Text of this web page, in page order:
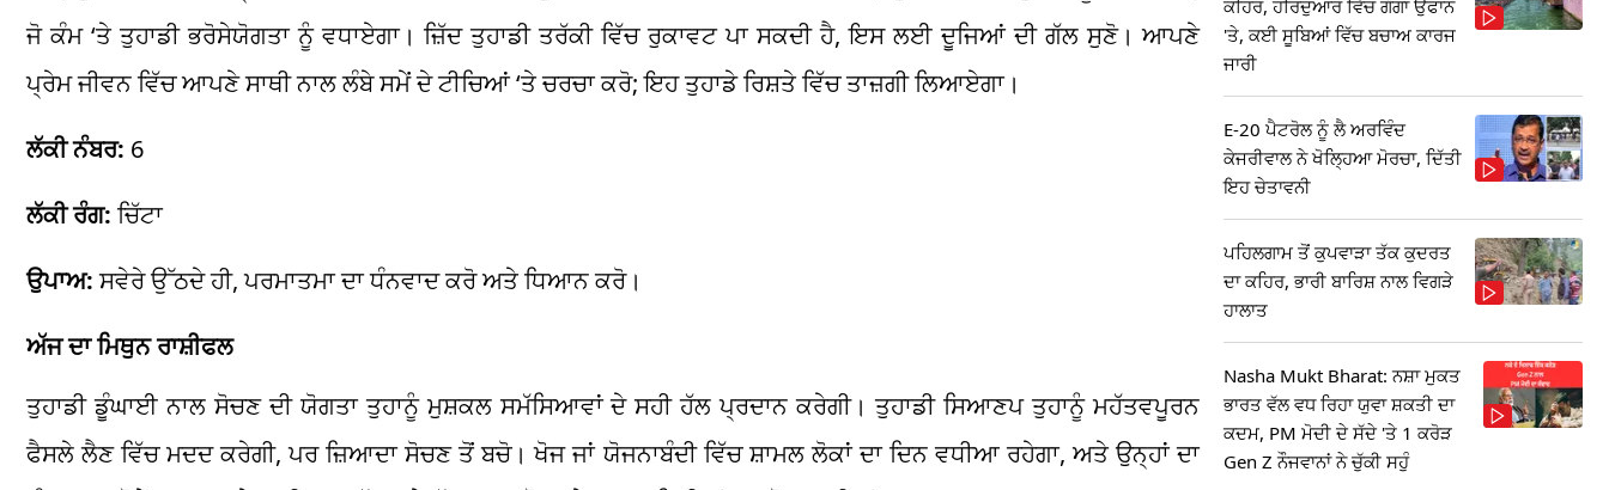
ਜੋ ਕੰਮ ‘ਤੇ ਤੁਹਾਡੀ ਭਰੋਸੇਯੋਗਤਾ ਨੂੰ ਵਧਾਏਗਾ। ਜ਼ਿੱਦ ਤੁਹਾਡੀ ਤਰੱਕੀ ਵਿੱਚ ਰੁਕਾਵਟ ਪਾ ਸਕਦੀ ਹੈ, ਇਸ ਲਈ ਦੂਜਿਆਂ ਦੀ ਗੱਲ ਸੁਣੋ। ਆਪਣੇ
ਪ੍ਰੇਮ ਜੀਵਨ ਵਿੱਚ ਆਪਣੇ ਸਾਥੀ ਨਾਲ ਲੰਬੇ ਸਮੇਂ ਦੇ ਟੀਚਿਆਂ ‘ਤੇ ਚਰਚਾ ਕਰੋ; ਇਹ ਤੁਹਾਡੇ ਰਿਸ਼ਤੇ ਵਿੱਚ ਤਾਜ਼ਗੀ ਲਿਆਏਗਾ।
ਲੱਕੀ ਨੰਬਰ: 6
ਲੱਕੀ ਰੰਗ: ਚਿੱਟਾ
ਉਪਾਅ:ਸਵੇਰੇ ਉੱਠਦੇ ਹੀ, ਪਰਮਾਤਮਾ ਦਾ ਧੰਨਵਾਦ ਕਰੋ ਅਤੇ ਧਿਆਨ ਕਰੋ।
ਅੱਜ ਦਾ ਮਿਥੁਨ ਰਾਸ਼ੀਫਲ
ਤੁਹਾਡੀ ਡੂੰਘਾਈ ਨਾਲ ਸੋਚਣ ਦੀ ਯੋਗਤਾ ਤੁਹਾਨੂੰ ਮੁਸ਼ਕਲ ਸਮੱਸਿਆਵਾਂ ਦੇ ਸਹੀ ਹੱਲ ਪ੍ਰਦਾਨ ਕਰੇਗੀ। ਤੁਹਾਡੀ ਸਿਆਣਪ ਤੁਹਾਨੂੰ ਮਹੱਤਵਪੂਰਨ
ਫੈਸਲੇ ਲੈਣ ਵਿੱਚ ਮਦਦ ਕਰੇਗੀ, ਪਰ ਜ਼ਿਆਦਾ ਸੋਚਣ ਤੋਂ ਬਚੋ। ਖੋਜ ਜਾਂ ਯੋਜਨਾਬੰਦੀ ਵਿੱਚ ਸ਼ਾਮਲ ਲੋਕਾਂ ਦਾ ਦਿਨ ਵਧੀਆ ਰਹੇਗਾ, ਅਤੇ ਉਨ੍ਹਾਂ ਦਾ
ਕਹਿਰ, ਹਰਿਦੁਆਰ ਵਿੱਚ ਗੰਗਾ ਉਫਾਨ
'ਤੇ, ਕਈ ਸੂਬਿਆਂ ਵਿੱਚ ਬਚਾਅ ਕਾਰਜ
ਜਾਰੀ
E-20 ਪੈਟਰੋਲ ਨੂੰ ਲੈ ਅਰਵਿੰਦ
ਕੇਜਰੀਵਾਲ ਨੇ ਖੋਲ੍ਹਿਆ ਮੋਰਚਾ, ਦਿੱਤੀ
ਇਹ ਚੇਤਾਵਨੀ
ਪਹਿਲਗਾਮ ਤੋਂ ਕੁਪਵਾੜਾ ਤੱਕ ਕੁਦਰਤ
ਦਾ ਕਹਿਰ, ਭਾਰੀ ਬਾਰਿਸ਼ ਨਾਲ ਵਿਗੜੇ
ਹਾਲਾਤ
Nasha Mukt Bharat: ਨਸ਼ਾ ਮੁਕਤ
ਭਾਰਤ ਵੱਲ ਵਧ ਰਿਹਾ ਯੁਵਾ ਸ਼ਕਤੀ ਦਾ
ਕਦਮ, PM ਮੋਦੀ ਦੇ ਸੱਦੇ 'ਤੇ 1 ਕਰੋੜ
Gen Z ਨੌਜਵਾਨਾਂ ਨੇ ਚੁੱਕੀ ਸਹੁੰ